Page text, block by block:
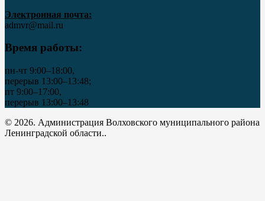
Электронная почта:
admvr@mail.ru
Время работы:
пн-чт 9:00–18:00,
перерыв 13:00–13:48;
пт 9:00–17:00,
перерыв 13:00–13:48
© 2026. Администрация Волховского муниципального района
Ленинградской области..